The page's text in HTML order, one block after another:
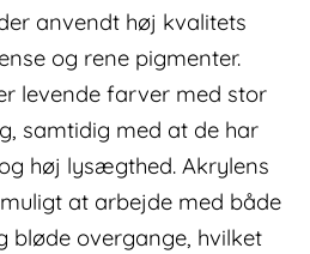
anvendt høj kvalitets
og rene pigmenter.
levende farver med stor
samtidig med at de har
høj lysægthed. Akrylens
at arbejde med både
bløde overgange, hvilket